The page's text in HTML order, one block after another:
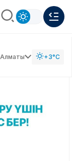
Алматы +3°C